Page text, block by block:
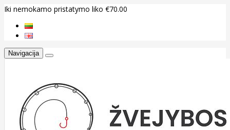
Iki nemokamo pristatymo liko €70.00
Navigacija